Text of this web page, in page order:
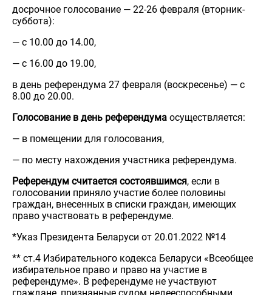
досрочное голосование — 22-26 февраля (вторник-
суббота):
— с 10.00 до 14.00,
— с 16.00 до 19.00,
в день референдума 27 февраля (воскресенье) — с
8.00 до 20.00.
Голосование в день референдума осуществляется:
— в помещении для голосования,
— по месту нахождения участника референдума.
Референдум считается состоявшимся, если в
голосовании приняло участие более половины
граждан, внесенных в списки граждан, имеющих
право участвовать в референдуме.
*Указ Президента Беларуси от 20.01.2022 №14
** ст.4 Избирательного кодекса Беларуси «Всеобщее
избирательное право и право на участие в
референдуме». В референдуме не участвуют